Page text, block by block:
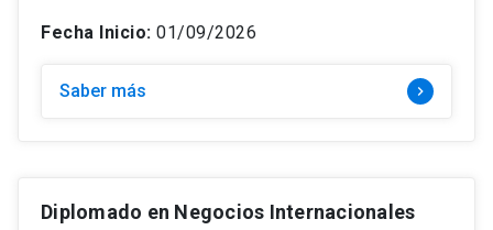
Fecha Inicio: 01/09/2026
Saber más keyboard_arrow_right
Diplomado en Negocios Internacionales